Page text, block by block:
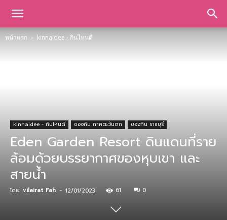
หน้าแรก kinnaidee - กินไหนดี
kinnaidee - กินไหนดี ของกิน ภาคตะวันตก ของกิน ราชบุรี
Eden Garden Resort ดินแดนที่ราย
ล้อมด้วยบรรยากาศของหุบเขา และ
สายน้ำ
โดย vilairat Fah - 12/01/2023 61 0